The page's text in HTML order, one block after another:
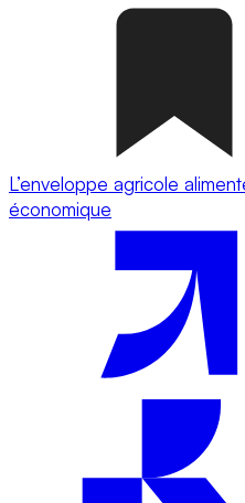
L’enveloppe agricole
économique